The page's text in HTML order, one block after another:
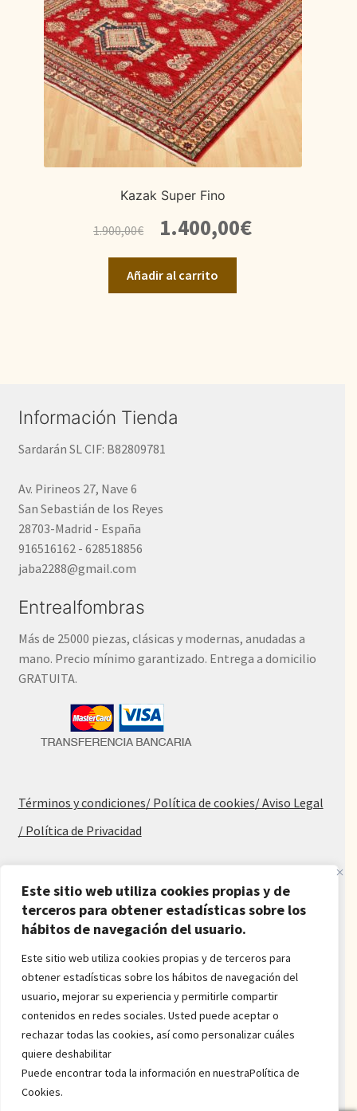
Este sitio web utiliza cookies propias y de
terceros para obtener estadísticas sobre los
hábitos de navegación del usuario.
Este sitio web utiliza cookies propias y de terceros para
obtener estadísticas sobre los hábitos de navegación del
usuario, mejorar su experiencia y permitirle compartir
contenidos en redes sociales. Usted puede aceptar o
rechazar todas las cookies, así como personalizar cuáles
quiere deshabilitar
Puede encontrar toda la información en nuestraPolítica de
Cookies.
Kazak Super Fino
1.900,00€
precio
original
era:
1.900,00€.
1.400,00€El
precio
Añadir al carrito
Información Tienda
Sardarán SL CIF: B82809781
Av. Pirineos 27, Nave 6
San Sebastián de los Reyes
28703-Madrid - España
916516162 - 628518856
jaba2288@gmail.com
Entrealfombras
Más de 25000 piezas, clásicas y modernas, anudadas a
mano. Precio mínimo garantizado. Entrega a domicilio
GRATUITA.
Términos y condiciones/ Política de cookies/ Aviso Legal
/ Política de Privacidad
Alfombras baratas
Procedencia de las alfombras
Oferta de alfombras
Alfombras juveniles
Alfombras económicas
Alfombras a medida
Alfombras orientales
Venta de alfombras